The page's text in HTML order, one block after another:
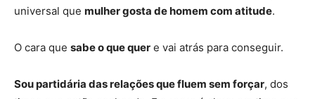
universal que mulher gosta de homem com atitude.
O cara que sabe o que quer e vai atrás para conseguir.
Sou partidária das relações que fluem sem forçar, dos